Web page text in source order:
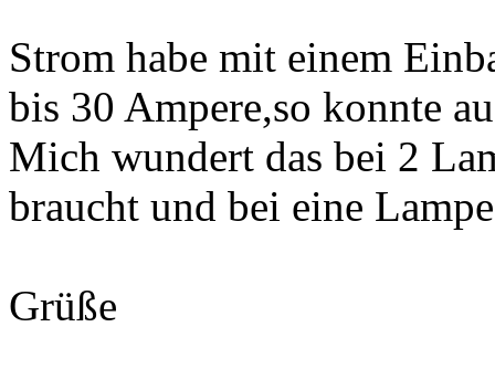
Strom habe mit einem
bis 30 Ampere,so konnte
Mich wundert das bei 2
braucht und bei eine
Grüße